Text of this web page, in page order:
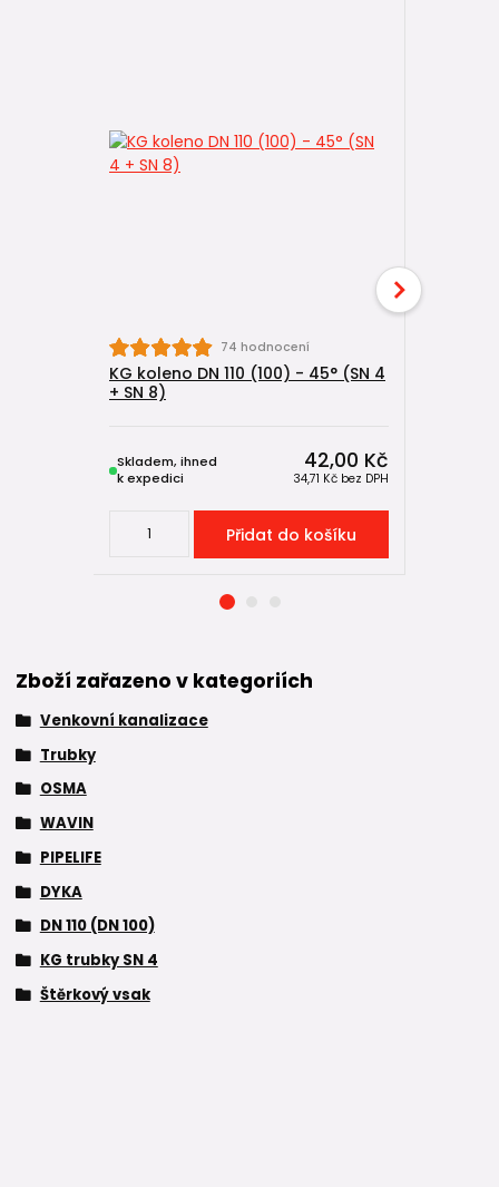
74 hodnocení
KG koleno DN 110 (100) - 45° (SN 4
+ SN 8)
42,00 Kč
34,71 Kč bez DPH
Skladem, ihned
k expedici
Přidat do košíku
Zboží zařazeno v kategoriích
Venkovní kanalizace
Trubky
OSMA
WAVIN
PIPELIFE
DYKA
DN 110 (DN 100)
KG trubky SN 4
Štěrkový vsak